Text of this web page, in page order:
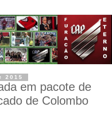
2015
em pacote de
de Colombo